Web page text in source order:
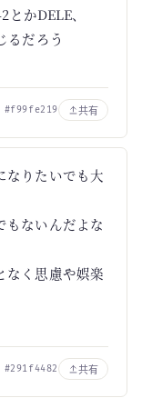
かDELE、
るだろう
#f99fe219 共有
なりたいでも大
もないんだよな
なく思慮や娯楽
#291f4482 共有